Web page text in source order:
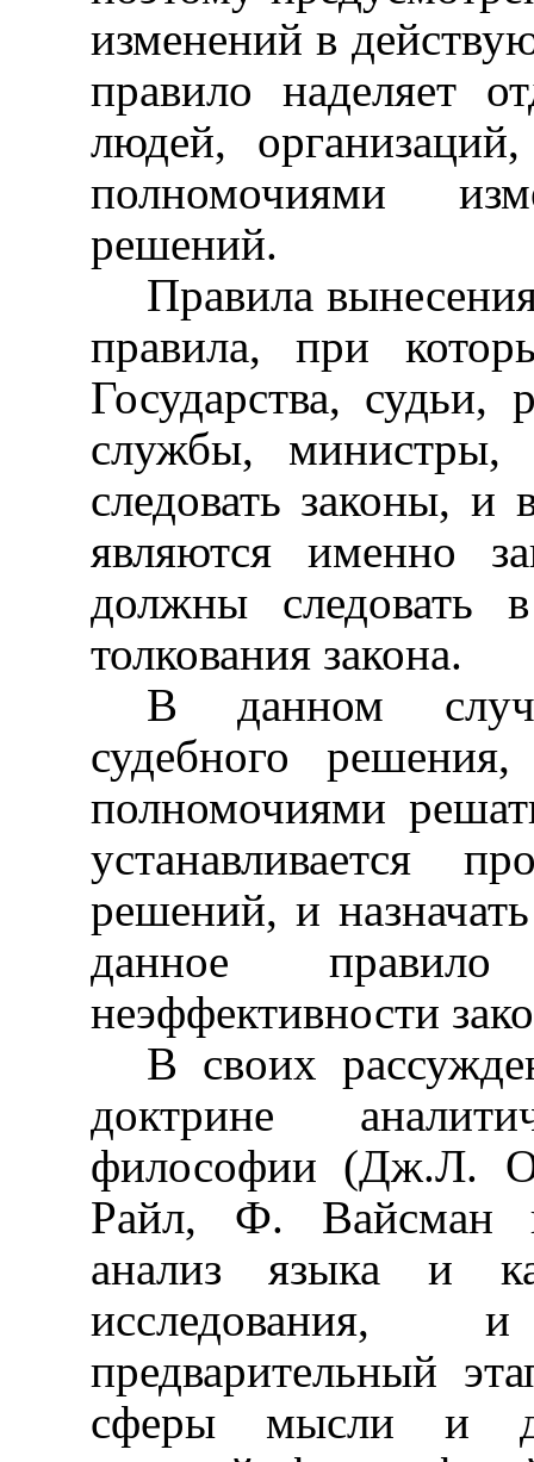
изменений в
правило наделяет
людей,
полномочиями
решений.
Правила
правила, при
Государства, судьи,
службы,
следовать законы, и
являются именно
должны следовать
толкования закона.
В данном
судебного
полномочиями
устанавливается
решений, и
данное
неэффективности
В своих
доктрине
философии (Дж.Л.
Райл, Ф. Вайсман
анализ языка и
предварительный
сферы мысли и